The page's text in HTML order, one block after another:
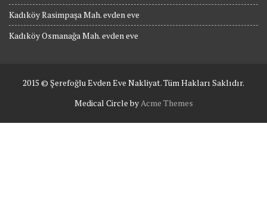
Kadıköy Rasimpaşa Mah. evden eve
Kadıköy Osmanağa Mah. evden eve
2015 © Şerefoğlu Evden Eve Nakliyat. Tüm Hakları Saklıdır.
Medical Circle byAcme Themes